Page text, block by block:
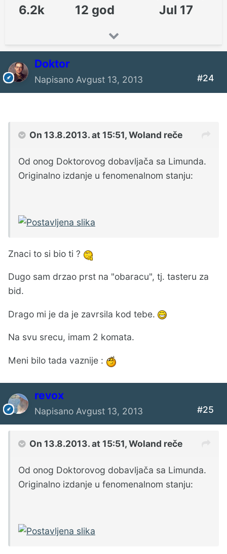
6.2k 12 god Jul 17
Doktor
Napisano Avgust 13, 2013 #24
On 13.8.2013. at 15:51, Woland reče
Od onog Doktorovog dobavljača sa Limunda.
Originalno izdanje u fenomenalnom stanju:
Znaci to si bio ti ?
Dugo sam drzao prst na "obaracu", tj. tasteru za
bid.
Drago mi je da je zavrsila kod tebe.
Na svu srecu, imam 2 komata.
Meni bilo tada vaznije :
revox
Napisano Avgust 13, 2013 #25
On 13.8.2013. at 15:51, Woland reče
Od onog Doktorovog dobavljača sa Limunda.
Originalno izdanje u fenomenalnom stanju: